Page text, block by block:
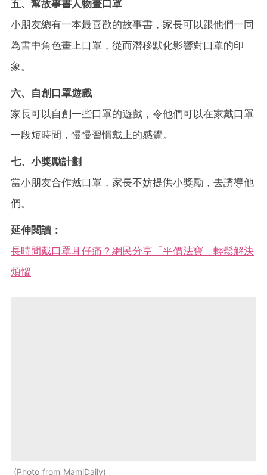
五、幫故事書人物畫口罩
小朋友總有一本最喜歡的故事書，家長可以跟他們一同
為書中角色畫上口罩，從而潛移默化影響對口罩的印
象。
六、自創口罩遊戲
家長可以自創一些口罩的遊戲，令他們可以在家戴口罩
一段短時間，慢慢習慣戴上的感覺。
七、小獎勵計劃
當小朋友合作戴口罩，家長不妨提供小獎勵，去誘導他
們。
延伸閱讀：
長時間戴口罩耳仔痛？網民分享「平價法寶」輕鬆解決
煩惱
Photo from MamiDaily